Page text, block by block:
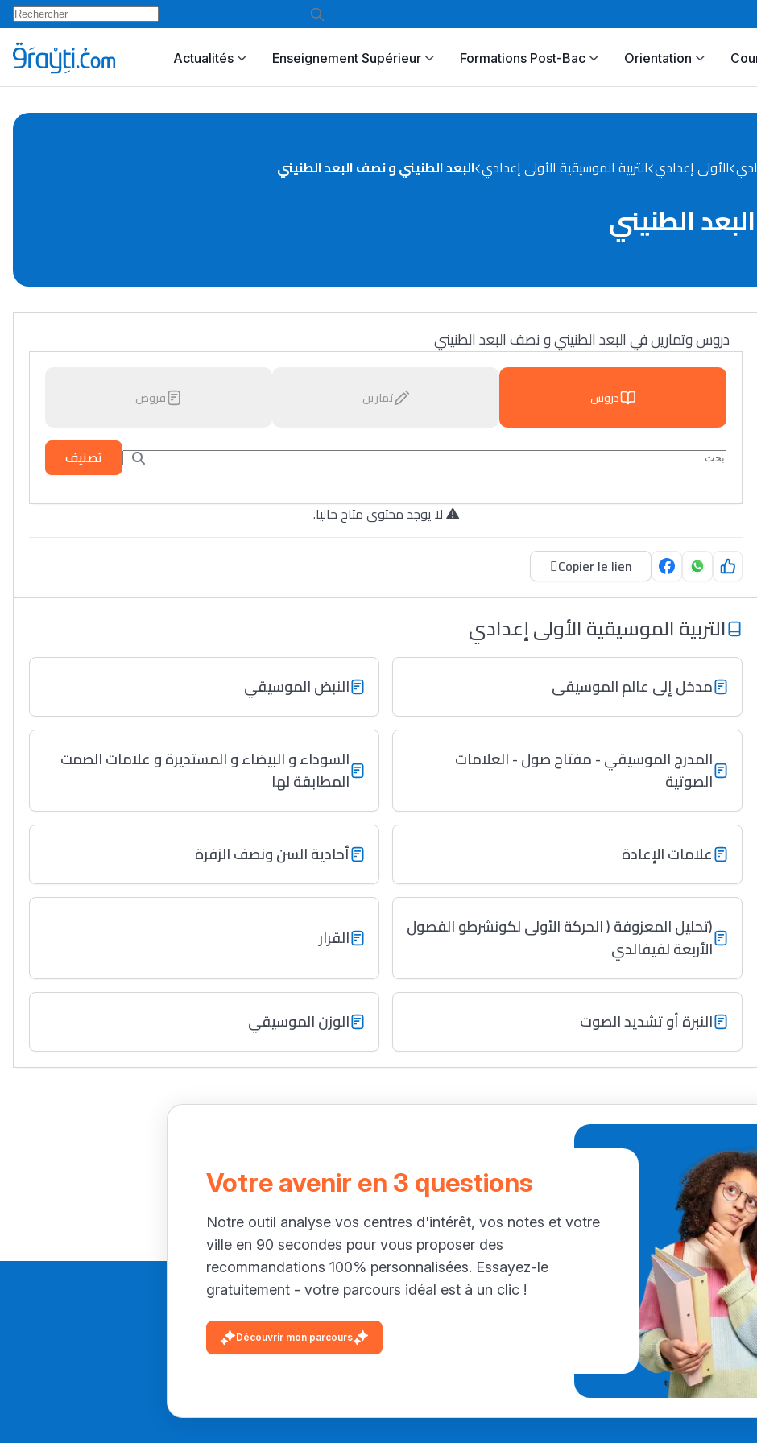
Actualités Enseignement Supérieur Formations Post-Bac Orientation
الأولى إعدادي التربية الموسيقية الأولى إعدادي البعد الطنيني و نصف البعد الطنيني
الطنيني
دروس وتمارين في البعد الطنيني و نصف البعد الطنيني
دروس تمارين فروض
تصنيف
لا يوجد محتوى متاح حاليا.
Copier le lien
التربية الموسيقية الأولى إعدادي
مدخل إلى عالم الموسيقى النبض الموسيقي
المدرج الموسيقي - مفتاح صول - العلامات
الصوتية
السوداء و البيضاء و المستديرة و علامات الصمت
المطابقة لها
علامات الإعادة أحادية السن ونصف الزفرة
(تحليل المعزوفة ( الحركة الأولى لكونشرطو الفصول
الأربعة لفيفالدي
القرار
النبرة أو تشديد الصوت الوزن الموسيقي
Votre avenir en 3 questions
Notre outil analyse vos centres d'intérêt, vos notes et votre
ville en 90 secondes pour vous proposer des
recommandations 100% personnalisées. Essayez-le
gratuitement - votre parcours idéal est à un clic !
Découvrir mon parcours